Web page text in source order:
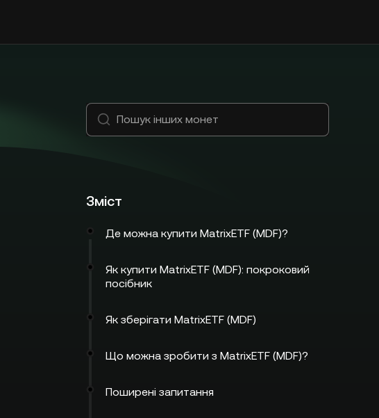
Зміст
Де можна купити MatrixETF (MDF)?
Як купити MatrixETF (MDF): покроковий
посібник
Як зберігати MatrixETF (MDF)
Що можна зробити з MatrixETF (MDF)?
Поширені запитання